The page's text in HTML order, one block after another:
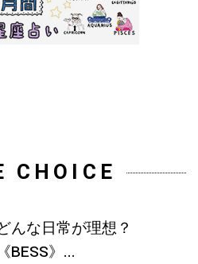
CHOICE
んな日常が理想？
《BESS》...